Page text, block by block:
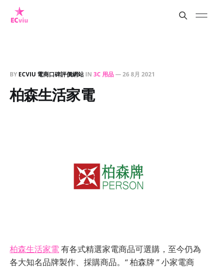
BY ECVIU 電商口碑評價網站IN 3C 用品—26 8月 2021
柏森生活家電
柏森生活家電有各式精選家電商品可選購，至今仍為
各大知名品牌製作、採購商品。“ 柏森牌 ” 小家電商